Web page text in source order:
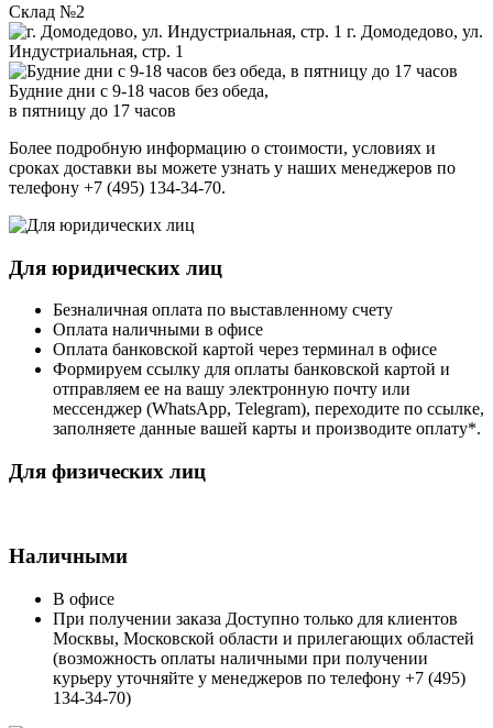
Склад №2
г. Домодедово, ул.
Индустриальная, стр. 1
Будние дни с 9-18 часов без обеда,
в пятницу до 17 часов
Более подробную информацию о стоимости, условиях и
сроках доставки вы можете узнать у наших менеджеров по
телефону +7 (495) 134-34-70.
Для юридических лиц
Безналичная оплата по выставленному счету
Оплата наличными в офисе
Оплата банковской картой через терминал в офисе
Формируем ссылку для оплаты банковской картой и
отправляем ее на вашу электронную почту или
мессенджер (WhatsApp, Telegram), переходите по ссылке,
заполняете данные вашей карты и производите оплату*.
Для физических лиц
Наличными
В офисе
При получении заказа Доступно только для клиентов
Москвы, Московской области и прилегающих областей
(возможность оплаты наличными при получении
курьеру уточняйте у менеджеров по телефону +7 (495)
134-34-70)